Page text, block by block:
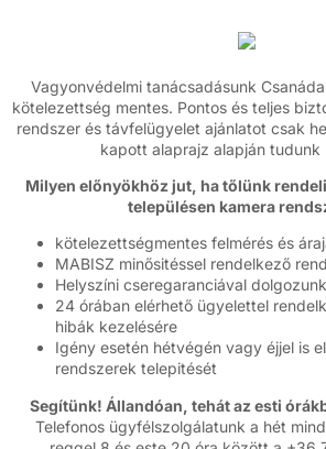
Vagyonvédelmi tanácsadásunk
kötelezettség mentes. Pontos és teljes
rendszer és távfelügyelet ajánlatot csak
kapott alaprajz alapján tudunk
Milyen előnyökhöz jut, ha tőlünk
településen kamera
kötelezettségmentes felmérés és
MABISZ minősitéssel rendelkező
Helyszíni cseregaranciával dolgozunk
24 órában elérhető ügyelettel
hibák kezelésére
Igény esetén hétvégén vagy éjjel is
rendszerek telepitését
Segítünk! Állandóan, tehát az esti
Telefonos ügyfélszolgálatunk a hét